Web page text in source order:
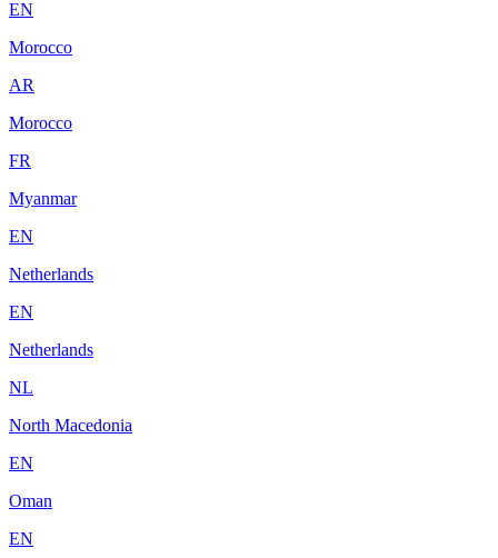
EN
Morocco
AR
Morocco
FR
Myanmar
EN
Netherlands
EN
Netherlands
NL
North Macedonia
EN
Oman
EN